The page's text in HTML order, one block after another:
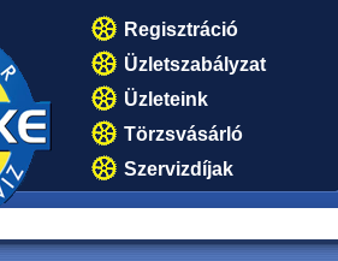
Regisztráció
Üzletszabályzat
Üzleteink
Törzsvásárló
Szervizdíjak